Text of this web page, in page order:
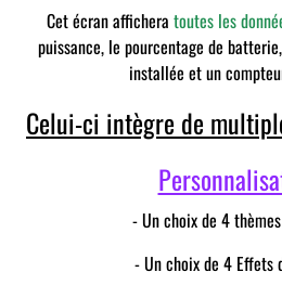
Cet écran affichera toutes les
puissance, le pourcentage de
installée et un
Celui-ci intègre de
- Un choix de 4
- Un choix de 4 Effets